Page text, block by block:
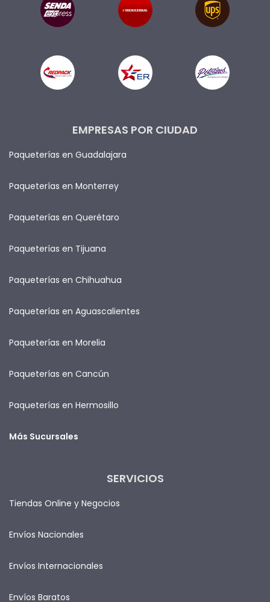
EMPRESAS POR CIUDAD
Paqueterías en Guadalajara
Paqueterías en Monterrey
Paqueterías en Querétaro
Paqueterías en Tijuana
Paqueterías en Chihuahua
Paqueterías en Aguascalientes
Paqueterías en Morelia
Paqueterías en Cancún
Paqueterías en Hermosillo
Más Sucursales
SERVICIOS
Tiendas Online y Negocios
Envíos Nacionales
Envíos Internacionales
Envíos Baratos